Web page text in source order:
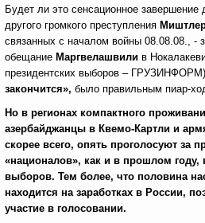
Будет ли это сенсационное
другого громкого преступления
связанных с началом войны 08.08.08., -
обещание Маргвелашвили в
президентских выборов – ГРУЗИНФОРМ)
закончится», было правильным пиар-
Но в регионах компактного
азербайджанцы в Квемо-Картли и
скорее всего, опять проголосуют за
«националов», как и в прошлом году,
выборов. Тем более, что половина
находится на заработках в России,
участие в голосовании.